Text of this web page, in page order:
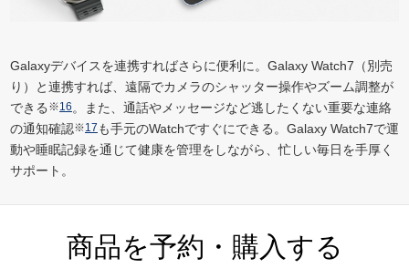
Galaxyデバイスを連携すればさらに便利に。Galaxy Watch7（別売
り）と連携すれば、遠隔でカメラのシャッター操作やズーム調整が
できる ※16 。また、通話やメッセージなど逃したくない重要な連絡
の通知確認※17 も手元のWatchですぐにできる。Galaxy Watch7で運
動や睡眠記録を通じて健康を管理をしながら、忙しい毎日を手厚く
サポート。
商品を予約・購入する